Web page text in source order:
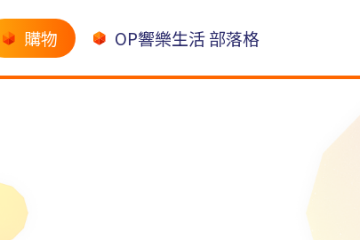
購物 OP響樂生活 部落格